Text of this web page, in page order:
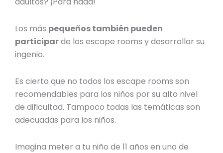
Los más pequeños también pueden
participarde los escape rooms y desarrollar su
ingenio.
Es cierto que no todos los escape rooms son
recomendables para los niños por su alto nivel
de dificultad. Tampoco todas las temáticas son
adecuadas para los niños.
Imagina meter a tu niño de 11 años en uno de